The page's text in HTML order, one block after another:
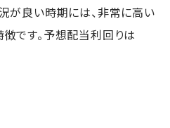
が良い時期には、非常に高い
です。予想配当利回りは